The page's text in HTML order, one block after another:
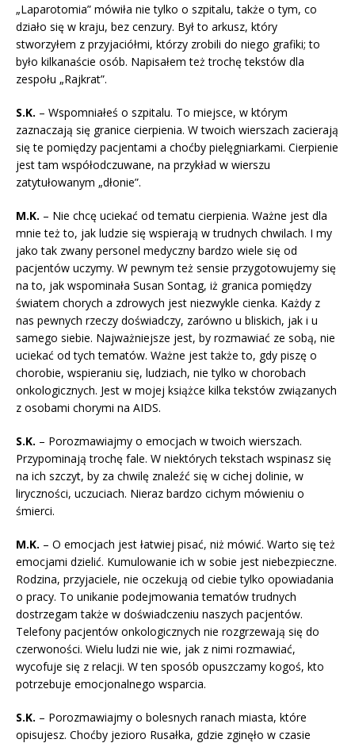
„Laparotomia” mówiła nie tylko o szpitalu, także o tym, co
działo się w kraju, bez cenzury. Był to arkusz, który
stworzyłem z przyjaciółmi, którzy zrobili do niego grafiki; to
było kilkanaście osób. Napisałem też trochę tekstów dla
zespołu „Rajkrat”.
S.K. – Wspomniałeś o szpitalu. To miejsce, w którym
zaznaczają się granice cierpienia. W twoich wierszach zacierają
się te pomiędzy pacjentami a choćby pielęgniarkami. Cierpienie
jest tam współodczuwane, na przykład w wierszu
zatytułowanym „dłonie”.
M.K. – Nie chcę uciekać od tematu cierpienia. Ważne jest dla
mnie też to, jak ludzie się wspierają w trudnych chwilach. I my
jako tak zwany personel medyczny bardzo wiele się od
pacjentów uczymy. W pewnym też sensie przygotowujemy się
na to, jak wspominała Susan Sontag, iż granica pomiędzy
światem chorych a zdrowych jest niezwykle cienka. Każdy z
nas pewnych rzeczy doświadczy, zarówno u bliskich, jak i u
samego siebie. Najważniejsze jest, by rozmawiać ze sobą, nie
uciekać od tych tematów. Ważne jest także to, gdy piszę o
chorobie, wspieraniu się, ludziach, nie tylko w chorobach
onkologicznych. Jest w mojej książce kilka tekstów związanych
z osobami chorymi na AIDS.
S.K. – Porozmawiajmy o emocjach w twoich wierszach.
Przypominają trochę fale. W niektórych tekstach wspinasz się
na ich szczyt, by za chwilę znaleźć się w cichej dolinie, w
liryczności, uczuciach. Nieraz bardzo cichym mówieniu o
śmierci.
M.K. – O emocjach jest łatwiej pisać, niż mówić. Warto się też
emocjami dzielić. Kumulowanie ich w sobie jest niebezpieczne.
Rodzina, przyjaciele, nie oczekują od ciebie tylko opowiadania
o pracy. To unikanie podejmowania tematów trudnych
dostrzegam także w doświadczeniu naszych pacjentów.
Telefony pacjentów onkologicznych nie rozgrzewają się do
czerwoności. Wielu ludzi nie wie, jak z nimi rozmawiać,
wycofuje się z relacji. W ten sposób opuszczamy kogoś, kto
potrzebuje emocjonalnego wsparcia.
S.K. – Porozmawiajmy o bolesnych ranach miasta, które
opisujesz. Choćby jezioro Rusałka, gdzie zginęło w czasie